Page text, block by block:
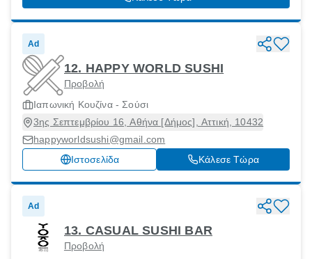
Ad
12. HAPPY WORLD SUSHI
Προβολή
Ιαπωνική Κουζίνα - Σούσι
3ης Σεπτεμβρίου 16, Αθήνα [Δήμος], Αττική, 10432
happyworldsushi@gmail.com
Ιστοσελίδα
Κάλεσε Τώρα
Ad
13. CASUAL SUSHI BAR
Προβολή